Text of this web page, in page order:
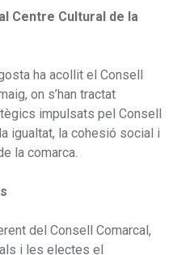
Centre Cultural de la
ha acollit el Consell
on s’han tractat
impulsats pel Consell
igualtat, la cohesió social i
la comarca.
del Consell Comarcal,
i les electes el